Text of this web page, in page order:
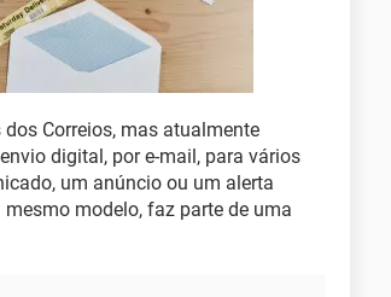
Correios, mas atualmente
digital, por e-mail, para vários
um anúncio ou um alerta
modelo, faz parte de uma